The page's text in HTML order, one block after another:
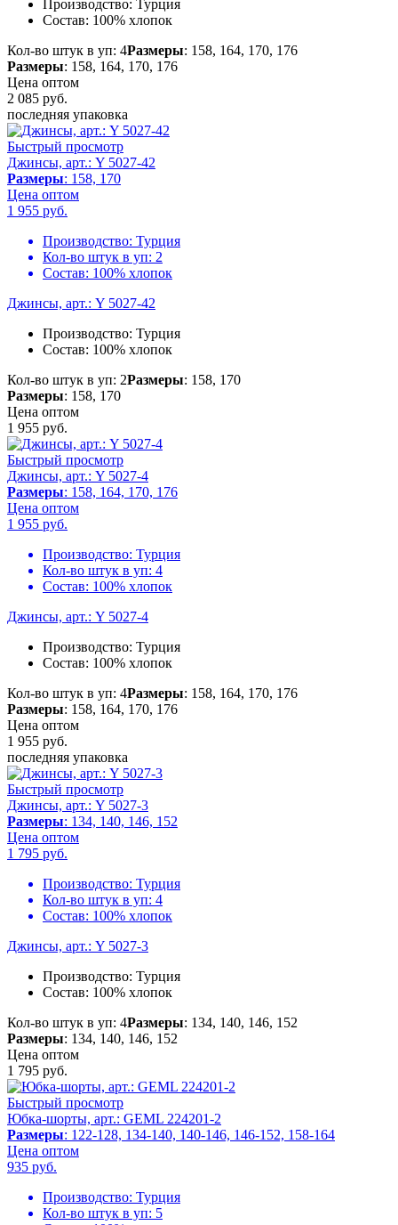
Производство: Турция
Состав: 100% хлопок
Кол-во штук в уп: 4Размеры: 158, 164, 170, 176
Размеры: 158, 164, 170, 176
Цена оптом
2 085 руб.
последняя упаковка
Быстрый просмотр
Джинсы, арт.: Y 5027-42
Размеры: 158, 170
Цена оптом
1 955 руб.
Производство: Турция
Кол-во штук в уп: 2
Состав: 100% хлопок
Джинсы, арт.: Y 5027-42
Производство: Турция
Состав: 100% хлопок
Кол-во штук в уп: 2Размеры: 158, 170
Размеры: 158, 170
Цена оптом
1 955 руб.
Быстрый просмотр
Джинсы, арт.: Y 5027-4
Размеры: 158, 164, 170, 176
Цена оптом
1 955 руб.
Производство: Турция
Кол-во штук в уп: 4
Состав: 100% хлопок
Джинсы, арт.: Y 5027-4
Производство: Турция
Состав: 100% хлопок
Кол-во штук в уп: 4Размеры: 158, 164, 170, 176
Размеры: 158, 164, 170, 176
Цена оптом
1 955 руб.
последняя упаковка
Быстрый просмотр
Джинсы, арт.: Y 5027-3
Размеры: 134, 140, 146, 152
Цена оптом
1 795 руб.
Производство: Турция
Кол-во штук в уп: 4
Состав: 100% хлопок
Джинсы, арт.: Y 5027-3
Производство: Турция
Состав: 100% хлопок
Кол-во штук в уп: 4Размеры: 134, 140, 146, 152
Размеры: 134, 140, 146, 152
Цена оптом
1 795 руб.
Быстрый просмотр
Юбка-шорты, арт.: GEML 224201-2
Размеры: 122-128, 134-140, 140-146, 146-152, 158-164
Цена оптом
935 руб.
Производство: Турция
Кол-во штук в уп: 5